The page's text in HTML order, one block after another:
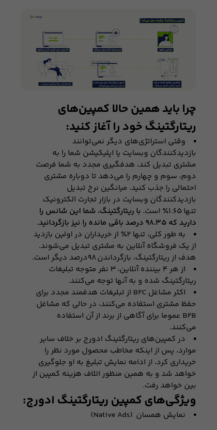
چرا باید همین حالا کمپین‌های
ریتارگتینگ خود را آغاز کنید:
وقتی استراتژی‌های دیگر نمی‌توانند
بازدیدکنندگان وبسایت یا اپلیکیشن شما را به
مشتری تبدیل کند، هدفگيری مجدد به شما فرصت
دوم، سوم و چهارم را می‌دهد تا دوباره مشتری
احتمالی را جذب کنید. میانگين نرخ تبدیل
بازدیدکنندگان وبسایت در بازار تجارت الکترونیک
تنها ۱.۶۵٪ است.
با ريتارگتینگ، شما اين شانس را
داريد که ۹۸.۳۵ درصد باقی مانده را نیز بازگردانید.
به طور کلی، تنها ۲٪ از خريداران در اولين بازدید
از یک فروشگاه آنلاين به مشتری تبدیل می‌شوند.
هدف از ريتارگتینگ، بازگرداندن ۹۸درصد دیگر است.
از هر ۴ بیننده آنلاين، ۳ نفر متوجه تبلیغات
ريتارگتینگ شده و به آنها توجه می‌کنند.
اکثر مشاغل B2C از تبلیغات هدفمند مجدد برای
حفظ مشتری استفاده می‌کنند، در حالی که مشاغل
B2B عموما برای آگاهی از برند از آن استفاده
می‌کنند.
در کمپین‌های ریتارگتینگ ادورج بر خلاف سایر
موارد، پس از اینکه مخاطب محصول مورد نظر را
خریداری کرد، از ادامه نمایش تبلیغ به او جلوگیری
خواهد شد و به همین منظور اتلاف هزینه کمپین از
بین خواهد رفت.
ویژگی‌های کمپین‌ ریتارگتینگ ادورج:
نمایش همسان (Native Ads)